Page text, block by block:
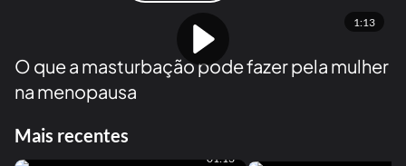
1:13
O que a masturbação pode fazer pela mulher
na menopausa
Mais recentes
01:13